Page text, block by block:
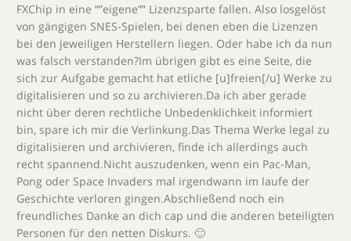
FXChip in eine “”eigene”” Lizenzsparte fallen. Also losgelöst
von gängigen SNES-Spielen, bei denen eben die Lizenzen
bei den jeweiligen Herstellern liegen. Oder habe ich da nun
was falsch verstanden?Im übrigen gibt es eine Seite, die
sich zur Aufgabe gemacht hat etliche [u]freien[/u] Werke zu
digitalisieren und so zu archivieren.Da ich aber gerade
nicht über deren rechtliche Unbedenklichkeit informiert
bin, spare ich mir die Verlinkung.Das Thema Werke legal zu
digitalisieren und archivieren, finde ich allerdings auch
recht spannend.Nicht auszudenken, wenn ein Pac-Man,
Pong oder Space Invaders mal irgendwann im laufe der
Geschichte verloren gingen.Abschließend noch ein
freundliches Danke an dich cap und die anderen beteiligten
Personen für den netten Diskurs. 🙂